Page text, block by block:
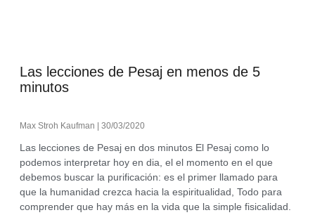
Las lecciones de Pesaj en menos de 5
minutos
Max Stroh Kaufman 30/03/2020
Las lecciones de Pesaj en dos minutos El Pesaj como lo
podemos interpretar hoy en dia, el el momento en el que
debemos buscar la purificación: es el primer llamado para
que la humanidad crezca hacia la espiritualidad, Todo para
comprender que hay más en la vida que la simple fisicalidad.